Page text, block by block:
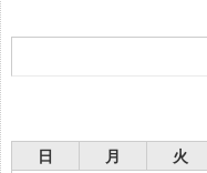
日
月 火